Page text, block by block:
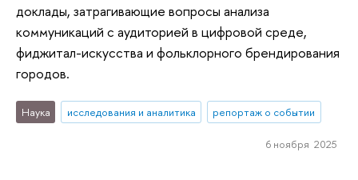
доклады, затрагивающие вопросы анализа
коммуникаций с аудиторией в цифровой среде,
фиджитал-искусства и фольклорного брендирования
городов.
Наука исследования и аналитика репортаж о событии
6 ноября 2025